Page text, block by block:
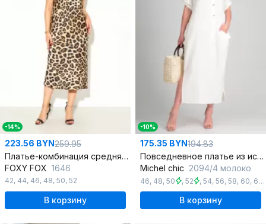
-14%
223.56 BYN259.95
Платье-комбинация средняя длина из текстиля с регулируемыми бретелями
FOXY FOX 1646
42, 44, 46, 48, 50, 52
В корзину
-10%
175.35 BYN194.83
Повседневное платье из искусственного льна с разрезами
Michel chic 2094/4 молоко
46, 48, 50 , 52 , 54, 56, 58, 60, 62 ,
В корзину